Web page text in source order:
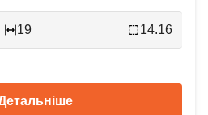
дорога, світло, газ –
5 хвилин автівкою. Є
19 14.16